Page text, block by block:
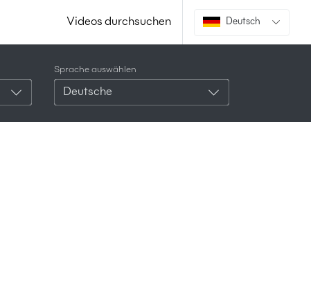
Videos durchsuchen Deutsch
Sprache auswählen
Deutsche